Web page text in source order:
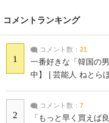
コメントランキング
1
コメント数： 21
一番好きな「韓国の
中】 | 芸能人 ねとら
2
コメント数： 7
「もっと早く買えば